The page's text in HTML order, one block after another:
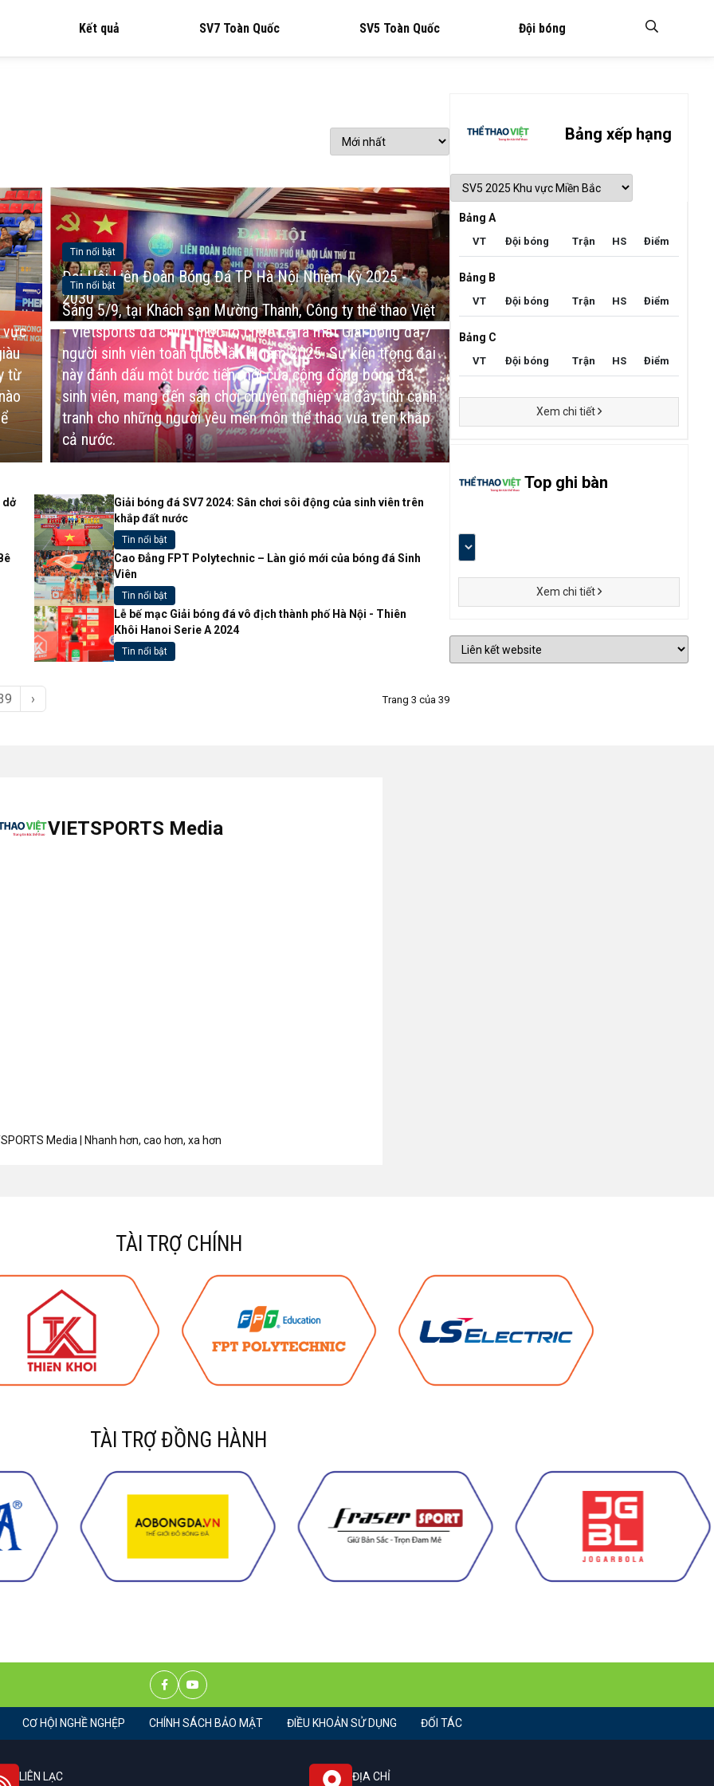
Kết quả SV7 Toàn Quốc SV5 Toàn Quốc Đội bóng
vực
từ
Tin nổi bật
Đại Hội Liên Đoàn Bóng Đá TP Hà Nội Nhiệm Kỳ 2025 -
2030
Tin nổi bật
Sáng 5/9, tại Khách sạn Mường Thanh, Công ty thể thao Việt
- Vietsports đã chính thức tổ chức Lễ ra mắt Giải bóng đá 7
người sinh viên toàn quốc lần 4 năm 2025. Sự kiện trọng đại
này đánh dấu một bước tiến mới của cộng đồng bóng đá
sinh viên, mang đến sân chơi chuyên nghiệp và đầy tính cạnh
tranh cho những người yêu mến môn thể thao vua trên khắp
cả nước.
dở
Giải bóng đá SV7 2024: Sân chơi sôi động của sinh viên trên
khắp đất nước
Tin nổi bật
Cao Đẳng FPT Polytechnic – Làn gió mới của bóng đá Sinh
Viên
Tin nổi bật
Lễ bế mạc Giải bóng đá vô địch thành phố Hà Nội - Thiên
Khôi Hanoi Serie A 2024
Tin nổi bật
› Trang 3 của 39
Bảng xếp hạng
Bảng A
VT Đội bóng Trận HS Điểm
Bảng B
VT Đội bóng Trận HS Điểm
Bảng C
VT Đội bóng Trận HS Điểm
Xem chi tiết
Điểm
Điểm
Điểm
Điểm
Điểm
Top ghi bàn
Xem chi tiết
VIETSPORTS Media
Media | Nhanh hơn, cao hơn, xa hơn
TÀI TRỢ CHÍNH
TÀI TRỢ ĐỒNG HÀNH
CƠ HỘI NGHỀ NGHỆP CHÍNH SÁCH BẢO MẬT ĐIỀU KHOẢN SỬ DỤNG ĐỐI TÁC
LIÊN LẠC ĐỊA CHỈ